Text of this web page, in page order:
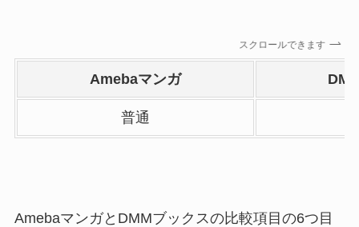
スクロールできます
Amebaマンガ
普通
AmebaマンガとDMMブックスの比較項目の6つ目